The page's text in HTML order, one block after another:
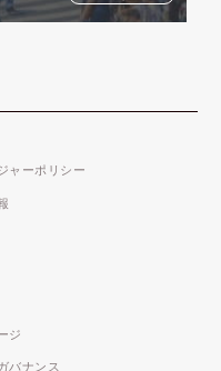
ャーポリシー
ジ
バナンス